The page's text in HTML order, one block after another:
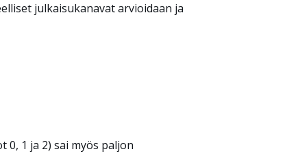
julkaisukanavat arvioidaan ja
1 ja 2) sai myös paljon